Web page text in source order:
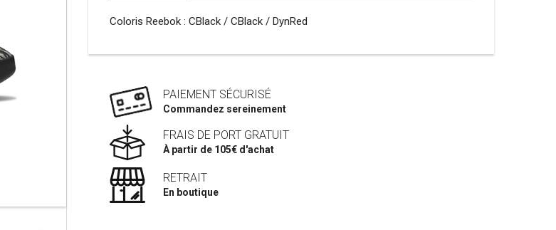
Coloris Reebok : CBlack / CBlack / DynRed
PAIEMENT SÉCURISÉ
Commandez sereinement
FRAIS DE PORT GRATUIT
À partir de 105€ d'achat
RETRAIT
En boutique